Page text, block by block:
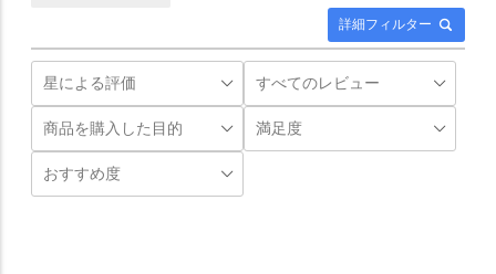
詳細フィルター